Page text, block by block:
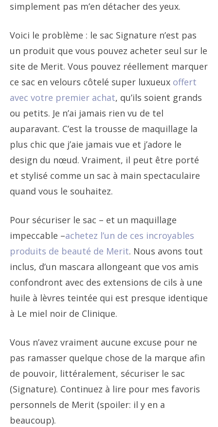
simplement pas m’en détacher des yeux.
Voici le problème : le sac Signature n’est pas
un produit que vous pouvez acheter seul sur le
site de Merit. Vous pouvez réellement marquer
ce sac en velours côtelé super luxueux offert
avec votre premier achat, qu’ils soient grands
ou petits. Je n’ai jamais rien vu de tel
auparavant. C’est la trousse de maquillage la
plus chic que j’aie jamais vue et j’adore le
design du nœud. Vraiment, il peut être porté
et stylisé comme un sac à main spectaculaire
quand vous le souhaitez.
Pour sécuriser le sac – et un maquillage
impeccable –achetez l’un de ces incroyables
produits de beauté de Merit. Nous avons tout
inclus, d’un mascara allongeant que vos amis
confondront avec des extensions de cils à une
huile à lèvres teintée qui est presque identique
à Le miel noir de Clinique.
Vous n’avez vraiment aucune excuse pour ne
pas ramasser quelque chose de la marque afin
de pouvoir, littéralement, sécuriser le sac
(Signature). Continuez à lire pour mes favoris
personnels de Merit (spoiler: il y en a
beaucoup).